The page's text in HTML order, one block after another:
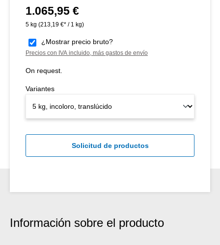
Precio normal:
1.065,95 €
5 kg (213,19 €* / 1 kg)
¿Mostrar precio bruto?
Precios con IVA incluido, más gastos de envío
On request.
Variantes
Solicitud de productos
Información sobre el producto